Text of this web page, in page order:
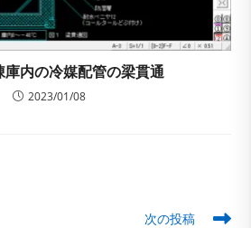
庫内の冷媒配管の梁貫通
2023/01/08
次の投稿